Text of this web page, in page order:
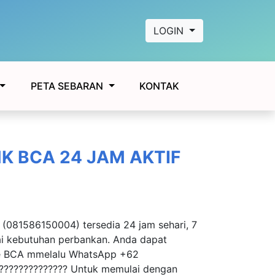
LOGIN
PETA SEBARAN KONTAK
BCA 24 JAM AKTIF
tersedia 24 jam sehari, 7
kebutuhan perbankan. Anda dapat
mmelalu WhatsApp +62
Untuk memulai dengan